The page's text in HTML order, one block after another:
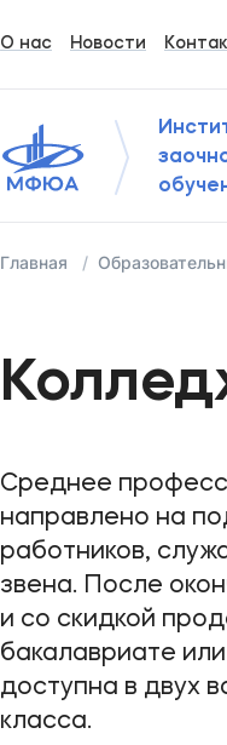
О нас Новости
Главная
Среднее
направлено на
работников,
звена. После
и со скидкой
бакалавриате
доступна в двух
класса.